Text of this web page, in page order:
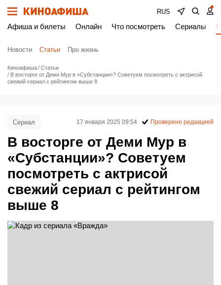
RUS
Афиша и билеты Онлайн Что посмотреть Сериалы
Новости Статьи Про жизнь
Киноафиша
Статьи
В восторге от Деми Мур в «Субстанции»? Советуем посмотреть с актрисой
свежий сериал с рейтингом выше 8
В восторге от Деми Мур в
«Субстанции»? Советуем
посмотреть с актрисой
свежий сериал с рейтингом
выше 8
Сериал 17 января 2025 09:54 Проверено редакцией